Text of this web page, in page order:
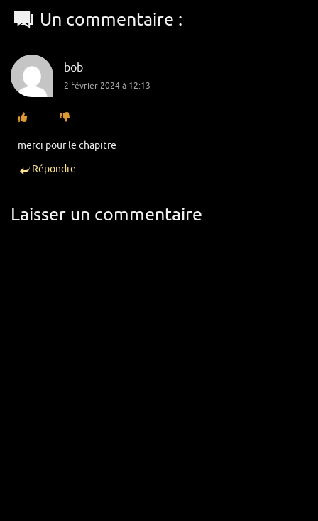
Un commentaire :
bob
2 février 2024 à 12:13
merci pour le chapitre
Répondre
Laisser un commentaire